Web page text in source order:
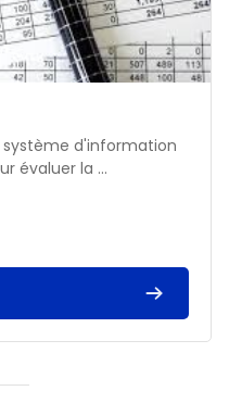
d'information
évaluer la ...